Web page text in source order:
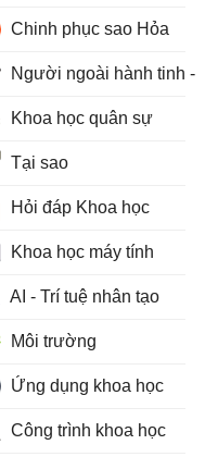
Chinh phục sao Hỏa
Người ngoài hành tinh -
Khoa học quân sự
Tại sao
Hỏi đáp Khoa học
Khoa học máy tính
AI - Trí tuệ nhân tạo
Môi trường
Ứng dụng khoa học
Công trình khoa học